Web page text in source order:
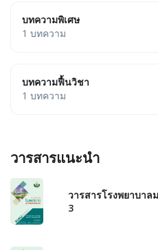
บทความพิเศษ
1 บทความ
บทความฟื้นวิชา
1 บทความ
วารสารแนะนำ
วารสารโรงพยาบา
3